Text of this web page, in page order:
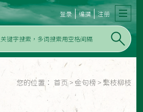
登录 编撰 注册
您的位置： 首页 > 金句榜 > 繁枝柳枝